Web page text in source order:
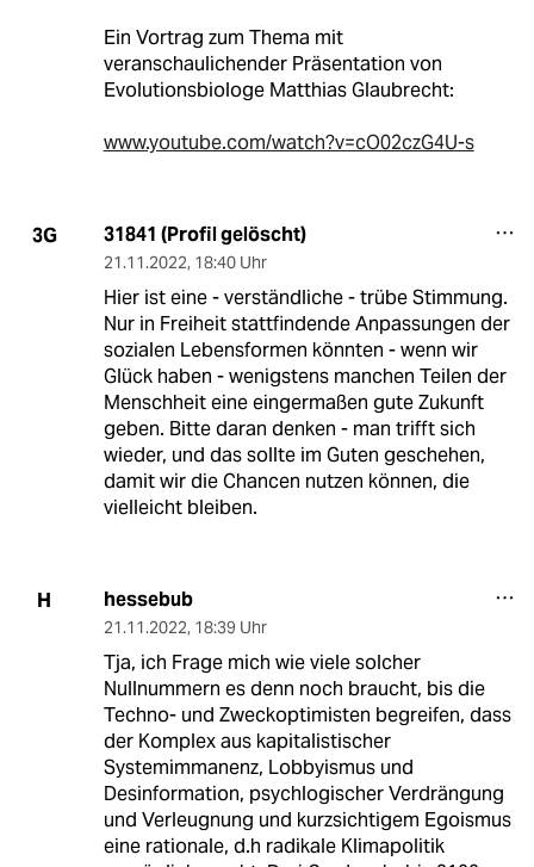
Ein Vortrag zum Thema mit
veranschaulichender Präsentation von
Evolutionsbiologe Matthias Glaubrecht:
www.youtube.com/watch?v=cO02czG4U-s
3G 31841 (Profil gelöscht)
21.11.2022, 18:40 Uhr
Hier ist eine - verständliche - trübe Stimmung.
Nur in Freiheit stattfindende Anpassungen der
sozialen Lebensformen könnten - wenn wir
Glück haben - wenigstens manchen Teilen der
Menschheit eine eingermaßen gute Zukunft
geben. Bitte daran denken - man trifft sich
wieder, und das sollte im Guten geschehen,
damit wir die Chancen nutzen können, die
vielleicht bleiben.
H hessebub
21.11.2022, 18:39 Uhr
Tja, ich Frage mich wie viele solcher
Nullnummern es denn noch braucht, bis die
Techno- und Zweckoptimisten begreifen, dass
der Komplex aus kapitalistischer
Systemimmanenz, Lobbyismus und
Desinformation, psychlogischer Verdrängung
und Verleugnung und kurzsichtigem Egoismus
eine rationale, d.h radikale Klimapolitik